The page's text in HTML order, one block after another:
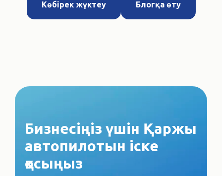
Көбірек жүктеу Блогқа өту
Бизнесіңіз үшін Қаржы
автопилотын іске
қосыңыз